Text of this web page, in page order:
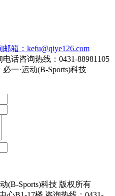
邮箱：kefu@qiye126.com
咨询热线：0431-88981105
一·运动(B-Sports)科技
(B-Sports)科技 版权所有